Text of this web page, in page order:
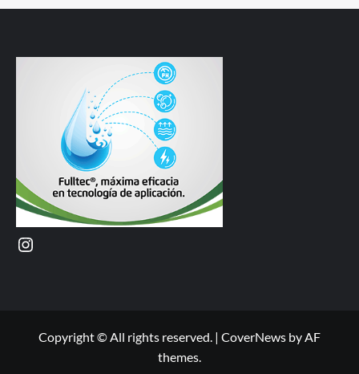
Instagram
Copyright © All rights reserved. | CoverNews by AF
themes.